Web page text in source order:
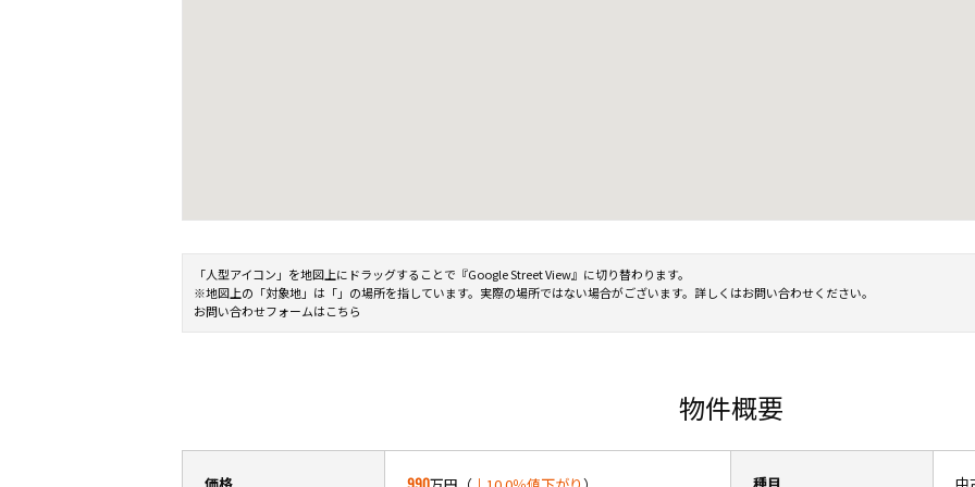
「人型アイコン」を地図上にドラッグすることで『Google Street View』に切り替わります。
※地図上の「対象地」は「」の場所を指しています。実際の場所ではない場合がございます。詳しくはお問い合わせください。
お問い合わせフォームはこちら
物件概要
価格 種目 中